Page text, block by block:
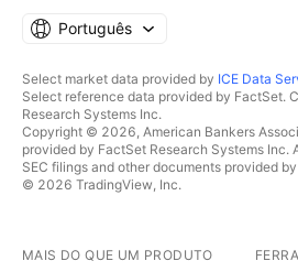
Português
Select market data provided by ICE Data
Select reference data provided by FactSet.
Research Systems Inc.
Copyright © 2026, American Bankers
provided by FactSet Research Systems Inc.
SEC filings and other documents provided by
© 2026 TradingView, Inc.
MAIS DO QUE UM PRODUTO